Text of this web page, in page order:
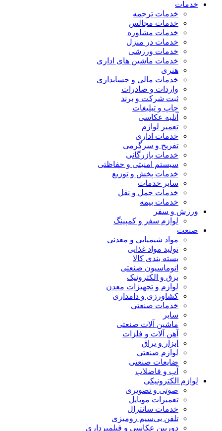
خدمات
خدمات ترجمه
خدمات مجالس
خدمات مشاوره
خدمات در منزل
خدمات ورزشی
خدمات ماشین های اداری
هنری
خدمات مالی و حسابداری
واردات و صادرات
ثبت شرکت و برند
چاپ و تبلیغات
آتلیه عکاسی
تعمیر لوازم
خدمات اداری
تفریح و سرگرمی
خدمات بازرگانی
سیستم امنیتی و حفاظتی
خدمات پخش و توزیع
سایر خدمات
خدمات حمل و نقل
خدمات بیمه
ورزش و سفر
لوازم سفر و کمپینگ
صنعت
مواد شیمیایی و معدنی
تولید مواد غذایی
بسته بندی کالا
اتوماسیون صنعتی
برق و الکترونیک
لوازم و تجهیزات معدن
کشاورزی و دامداری
خدمات صنعتی
سایر
ماشین آلات صنعتی
آهن آلات و فلزات
ابزار و یراق
لوازم صنعتی
ضایعات صنعتی
آب و فاضلاب
لوازم الکترونیکی
صوتی و تصویری
تعمیرات موبایل
خدمات سانترال
تلفن بی‌سیم رومیزی
دوربین عکاسی و فیلمبرداری